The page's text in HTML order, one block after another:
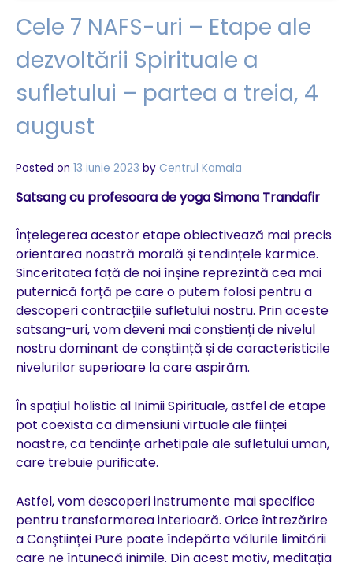
Cele 7 NAFS-uri – Etape ale
dezvoltării Spirituale a
sufletului – partea a treia, 4
august
Posted on 13 iunie 2023 by Centrul Kamala
Satsang cu profesoara de yoga Simona Trandafir
Înțelegerea acestor etape obiectivează mai precis
orientarea noastră morală și tendințele karmice.
Sinceritatea față de noi înșine reprezintă cea mai
puternică forță pe care o putem folosi pentru a
descoperi contracțiile sufletului nostru. Prin aceste
satsang-uri, vom deveni mai conștienți de nivelul
nostru dominant de conștiință și de caracteristicile
nivelurilor superioare la care aspirăm.
În spațiul holistic al Inimii Spirituale, astfel de etape
pot coexista ca dimensiuni virtuale ale ființei
noastre, ca tendințe arhetipale ale sufletului uman,
care trebuie purificate.
Astfel, vom descoperi instrumente mai specifice
pentru transformarea interioară. Orice întrezărire
a Conștiinței Pure poate îndepărta vălurile limitării
care ne întunecă inimile. Din acest motiv, meditația